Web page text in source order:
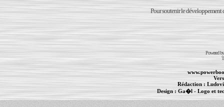
Pour soutenir le développement
Powered
Rédaction :
Design : Ga�l- Logo et